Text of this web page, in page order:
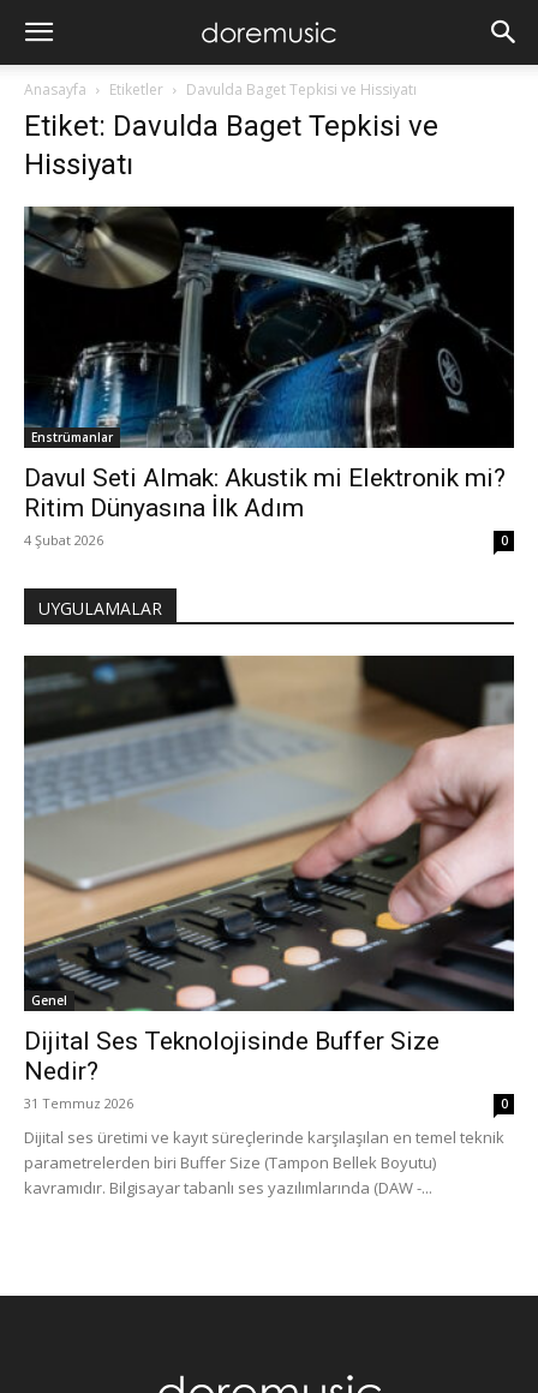
Anasayfa Etiketler Davulda Baget Tepkisi ve Hissiyatı
Etiket: Davulda Baget Tepkisi ve
Hissiyatı
Enstrümanlar
Davul Seti Almak: Akustik mi Elektronik mi?
Ritim Dünyasına İlk Adım
4 Şubat 2026 0
UYGULAMALAR
Genel
Dijital Ses Teknolojisinde Buffer Size
Nedir?
31 Temmuz 2026 0
Dijital ses üretimi ve kayıt süreçlerinde karşılaşılan en temel teknik
parametrelerden biri Buffer Size (Tampon Bellek Boyutu)
kavramıdır. Bilgisayar tabanlı ses yazılımlarında (DAW -...